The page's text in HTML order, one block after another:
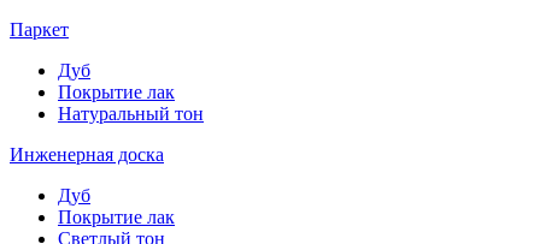
Паркет
Дуб
Покрытие лак
Натуральный тон
Инженерная доска
Дуб
Покрытие лак
Светлый тон